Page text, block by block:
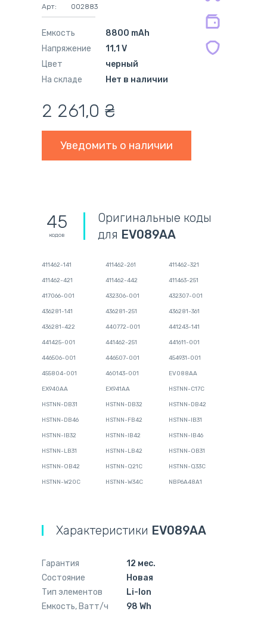
Арт:
002883
Емкость
8800 mAh
Напряжение
11,1 V
Цвет
черный
На складе
Нет в наличии
2 261,0 ₴
Уведомить о наличии
мес.
45
кодов
Оригинальные коды
для EV089AA
411462-141 411462-261 411462-321
411462-421 411462-442 411463-251
417066-001 432306-001 432307-001
436281-141 436281-251 436281-361
436281-422 440772-001 441243-141
441425-001 441462-251 441611-001
446506-001 446507-001 454931-001
455804-001 460143-001 EV088AA
EX940AA EX941AA HSTNN-C17C
HSTNN-DB31 HSTNN-DB32 HSTNN-DB42
HSTNN-DB46 HSTNN-FB42 HSTNN-IB31
HSTNN-IB32 HSTNN-IB42 HSTNN-IB46
HSTNN-LB31 HSTNN-LB42 HSTNN-OB31
HSTNN-OB42 HSTNN-Q21C HSTNN-Q33C
HSTNN-W20C HSTNN-W34C NBP6A48A1
Характеристики EV089AA
Гарантия
12 мес.
Состояние
Новая
Тип элементов
Li-Ion
Емкость, Ватт/ч
98 Wh